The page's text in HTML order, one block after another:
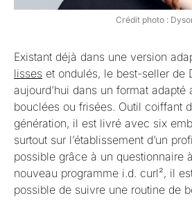
Crédit photo :
Existant déjà dans une version
lisses et ondulés, le best-seller de
aujourd’hui dans un format adapté
bouclées ou frisées. Outil coiffant
génération, il est livré avec six
surtout sur l’établissement d’un
possible grâce à un questionnaire
nouveau programme i.d. curl², il
possible de suivre une routine de